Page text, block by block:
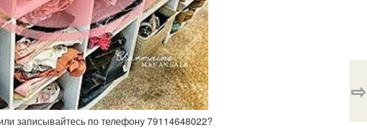
записывайтесь по телефону 79114648022?
⇨